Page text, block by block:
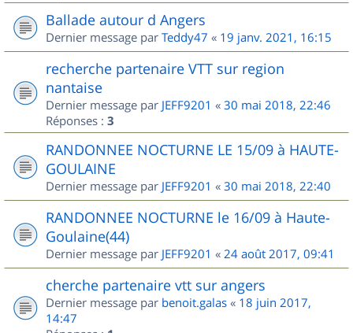
Ballade autour d Angers
Dernier message par Teddy47 « 19 janv. 2021, 16:15
recherche partenaire VTT sur region
nantaise
Dernier message par JEFF9201 « 30 mai 2018, 22:46
Réponses : 3
RANDONNEE NOCTURNE LE 15/09 à HAUTE-
GOULAINE
Dernier message par JEFF9201 « 30 mai 2018, 22:40
RANDONNEE NOCTURNE le 16/09 à Haute-
Goulaine(44)
Dernier message par JEFF9201 « 24 août 2017, 09:41
cherche partenaire vtt sur angers
Dernier message par benoit.galas « 18 juin 2017,
14:47